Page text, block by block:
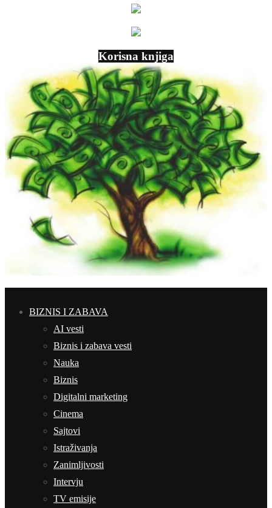
Korisna knjiga
BIZNIS I ZABAVA
AI vesti
Biznis i zabava vesti
Nauka
Biznis
Digitalni marketing
Cinema
Sajtovi
Istraživanja
Zanimljivosti
Intervju
TV emisije